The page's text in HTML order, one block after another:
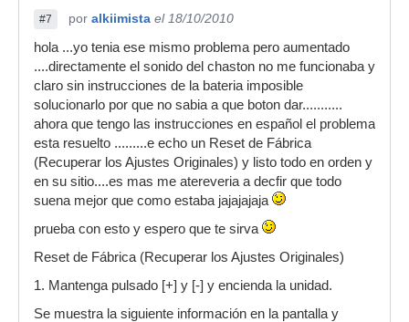
#7 por alkiimista el 18/10/2010
hola ...yo tenia ese mismo problema pero aumentado
....directamente el sonido del chaston no me funcionaba y
claro sin instrucciones de la bateria imposible
solucionarlo por que no sabia a que boton dar...........
ahora que tengo las instrucciones en español el problema
esta resuelto .........e echo un Reset de Fábrica
(Recuperar los Ajustes Originales) y listo todo en orden y
en su sitio....es mas me atereveria a decfir que todo
suena mejor que como estaba jajajajaja
prueba con esto y espero que te sirva
Reset de Fábrica (Recuperar los Ajustes Originales)
1. Mantenga pulsado [+] y [-] y encienda la unidad.
Se muestra la siguiente información en la pantalla y